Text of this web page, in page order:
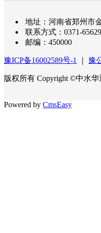
地址：河南省郑州市
联系方式：0371-
邮编：450000
豫ICP备16002589号-1 豫
版权所有 Copyright ©中水华
Powered by CmsEasy